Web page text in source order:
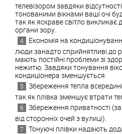
телевізором завдяки
тонованими вікнами ваші очі
так як яскраве світло
органи зору.
Економія на
люди занадто сприйнятливі до
мають постійні проблеми зі
нежитю. Завдяки тонування
кондиціонера зменшується.
Збереження тепла
так як плівка зменшує втрати
Збереження приватності
від сторонніх очей з вулиці).
Тонуючі плівки надають